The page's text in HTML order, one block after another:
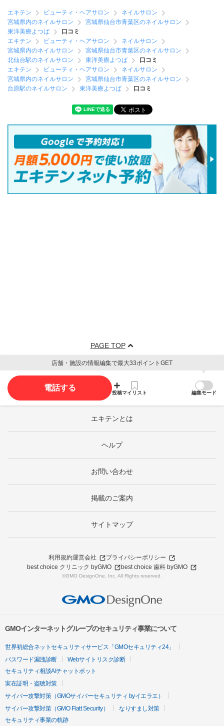
エキテン ビューティ・ヘアサロン
ネイルサロン
宮城県内のネイルサロン
宮城県仙台市青葉区のネイルサロン
東洋美療よつば
口コミ
エキテン
ビューティ・ヘアサロン
ネイルサロン
宮城県内のネイルサロン
宮城県仙台市青葉区のネイルサロン
北仙台駅のネイルサロン
東洋美療よつば
口コミ
エキテン
ビューティ・ヘアサロン
ネイルサロン
宮城県内のネイルサロン
宮城県仙台市青葉区のネイルサロン
台原駅のネイルサロン
東洋美療よつば 口コミ
PAGE TOP
店舗・施設の情報編集で最大33ポイントGET
電話する
投稿マイリスト 編集モード
エキテンとは
ヘルプ
お問い合わせ
掲載のご案内
サイトマップ
利用規約運営会社
プライバシーポリシー
best choice クリニック byGMO
best choice 歯科 byGMO
©GMO DesignOne, Inc. All Rights reserved.
GMOインターネットグループのセキュリティ事業について
世界初総合ネットセキュリティサービス「GMOセキュリティ24」
パスワード漏洩診断
Webサイトリスク診断
セキュリティ相談AIチャットボット
実在証明・盗聴対策
サイバー攻撃対策（GMOサイバーセキュリティ byイエラエ）
サイバー攻撃対策（GMO Flatt Security）
なりすまし対策
セキュリティ事業の軌跡